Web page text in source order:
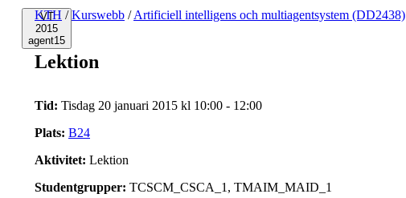
VT
2015
agent15
KTH / Kurswebb / Artificiell intelligens och multiagentsystem (DD2438)
Lektion
Tid: Tisdag 20 januari 2015 kl 10:00 - 12:00
Plats: B24
Aktivitet: Lektion
Studentgrupper: TCSCM_CSCA_1, TMAIM_MAID_1